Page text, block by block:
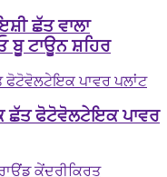
ਛੱਤ ਵਾਲਾ
ਬੂ ਟਾਊਨ ਸ਼ਹਿਰ
ਛੱਤ ਫੋਟੋਵੋਲਟੇਇਕ ਪਾਵਰ